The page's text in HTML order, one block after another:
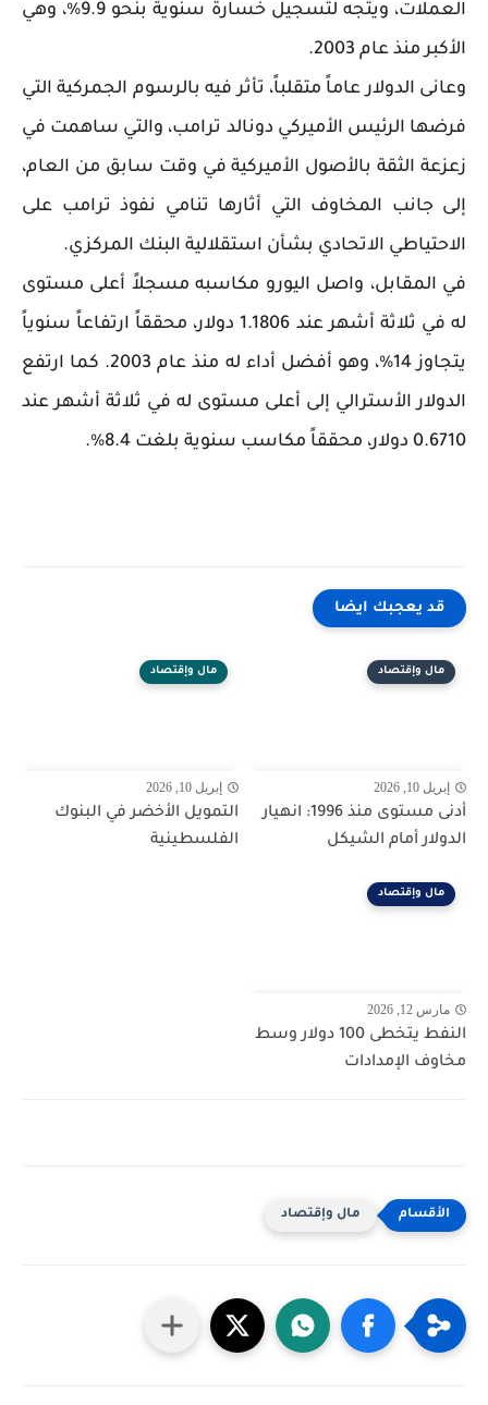
العملات، ويتجه لتسجيل خسارة سنوية بنحو 9.9%، وهي
الأكبر منذ عام 2003.
وعانى الدولار عاماً متقلباً، تأثر فيه بالرسوم الجمركية التي
فرضها الرئيس الأميركي دونالد ترامب، والتي ساهمت في
زعزعة الثقة بالأصول الأميركية في وقت سابق من العام،
إلى جانب المخاوف التي أثارها تنامي نفوذ ترامب على
الاحتياطي الاتحادي بشأن استقلالية البنك المركزي.
في المقابل، واصل اليورو مكاسبه مسجلاً أعلى مستوى
له في ثلاثة أشهر عند 1.1806 دولار، محققاً ارتفاعاً سنوياً
يتجاوز 14%، وهو أفضل أداء له منذ عام 2003. كما ارتفع
الدولار الأسترالي إلى أعلى مستوى له في ثلاثة أشهر عند
0.6710 دولار، محققاً مكاسب سنوية بلغت 8.4%.
قد يعجبك ايضا
مال وإقتصاد
إبريل 10, 2026
أدنى مستوى منذ 1996: انهيار
الدولار أمام الشيكل
مال وإقتصاد
إبريل 10, 2026
التمويل الأخضر في البنوك
الفلسطينية
مال وإقتصاد
مارس 12, 2026
النفط يتخطى 100 دولار وسط
مخاوف الإمدادات
مال وإقتصاد